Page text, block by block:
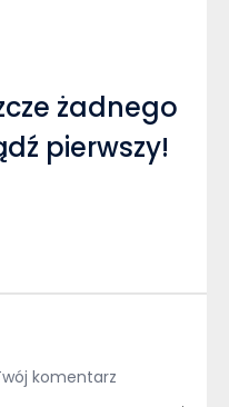
żadnego
pierwszy!